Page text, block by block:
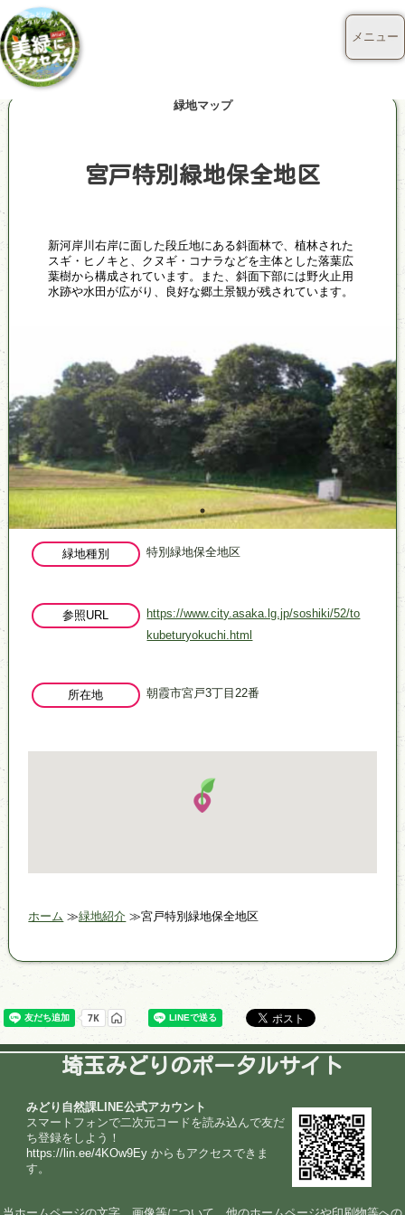
緑地マップ
宮戸特別緑地保全地区
新河岸川右岸に面した段丘地にある斜面林で、植林された
スギ・ヒノキと、クヌギ・コナラなどを主体とした落葉広
葉樹から構成されています。また、斜面下部には野火止用
水跡や水田が広がり、良好な郷土景観が残されています。
緑地種別 特別緑地保全地区
参照URL
https://www.city.asaka.lg.jp/soshiki/52/to
kubeturyokuchi.html
所在地 朝霞市宮戸3丁目22番
ホーム 緑地紹介 宮戸特別緑地保全地区
メニュー
埼玉みどりのポータルサイト
みどり自然課LINE公式アカウント
スマートフォンで二次元コードを読み込んで友だ
ち登録をしよう！
https://lin.ee/4KOw9Ey からもアクセスできま
す。